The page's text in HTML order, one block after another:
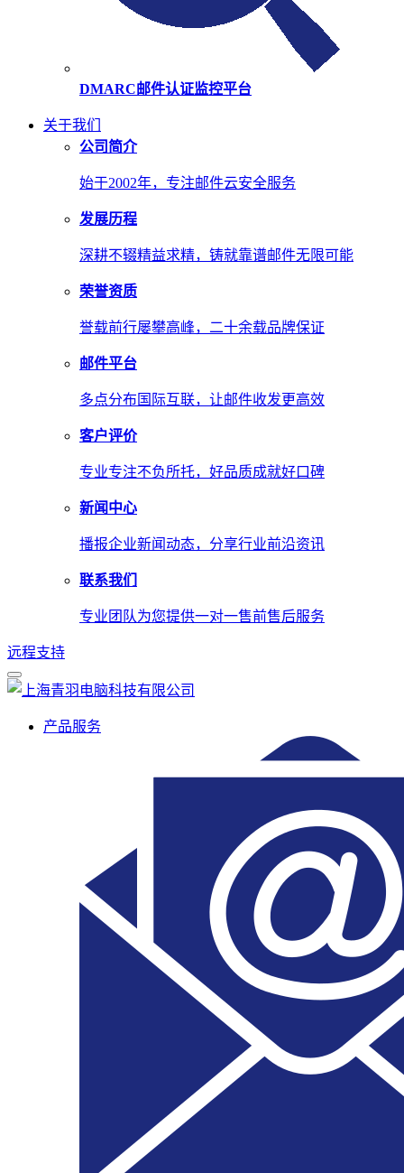
DMARC邮件认证监控平台
关于我们
公司简介
始于2002年，专注邮件云安全服务
发展历程
深耕不辍精益求精，铸就靠谱邮件无限可能
荣誉资质
誉载前行屡攀高峰，二十余载品牌保证
邮件平台
多点分布国际互联，让邮件收发更高效
客户评价
专业专注不负所托，好品质成就好口碑
新闻中心
播报企业新闻动态，分享行业前沿资讯
联系我们
专业团队为您提供一对一售前售后服务
远程支持
产品服务